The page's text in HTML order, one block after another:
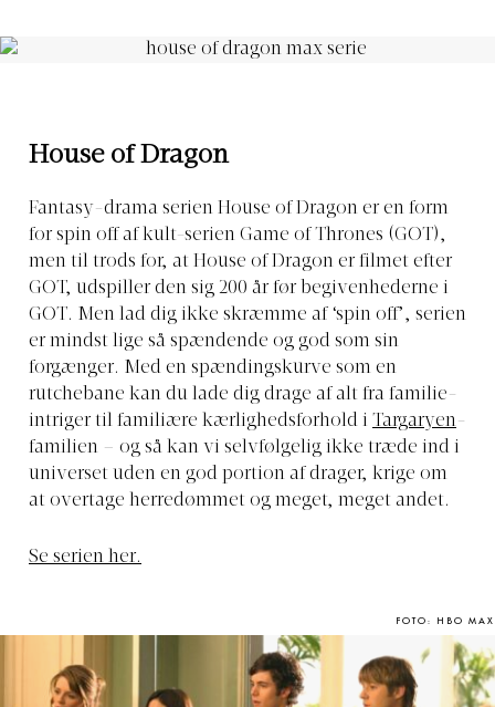
House of Dragon
Fantasy-drama serien House of Dragon er en form
for spin off af kult-serien Game of Thrones (GOT),
men til trods for, at House of Dragon er filmet efter
GOT, udspiller den sig 200 år før begivenhederne i
GOT. Men lad dig ikke skræmme af ‘spin off’, serien
er mindst lige så spændende og god som sin
forgænger. Med en spændingskurve som en
rutchebane kan du lade dig drage af alt fra familie-
intriger til familiære kærlighedsforhold i Targaryen-
familien – og så kan vi selvfølgelig ikke træde ind i
universet uden en god portion af drager, krige om
at overtage herredømmet og meget, meget andet.
Se serien her.
FOTO: HBO MAX